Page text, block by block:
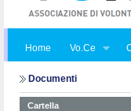
Home Vo.Ce
Documenti
Cartella